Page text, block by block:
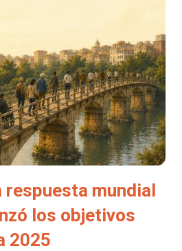
respuesta mundial
los objetivos
2025